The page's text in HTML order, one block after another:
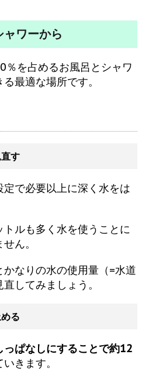
ワーから
％を占めるお風呂とシャワ
最適な場所です。
す
で必要以上に深く水をは
ルも多く水を使うことに
ん。
なりの水の使用量（=水道
してみましょう。
る
っぱなしにすることで約12
きます。